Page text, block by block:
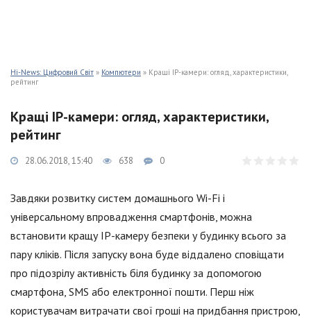
Hi-News: Цифровий Світ » Компютери » Кращі IP-камери: огляд, характеристики,
рейтинг
Кращі IP-камери: огляд, характеристики,
рейтинг
28.06.2018, 15:40 638 0
Завдяки розвитку систем домашнього Wi-Fi і
універсальному впровадження смартфонів, можна
встановити кращу IP-камеру безпеки у будинку всього за
пару кліків. Після запуску вона буде віддалено сповіщати
про підозрілу активність біля будинку за допомогою
смартфона, SMS або електронної пошти. Перш ніж
користувачам витрачати свої гроші на придбання пристрою,